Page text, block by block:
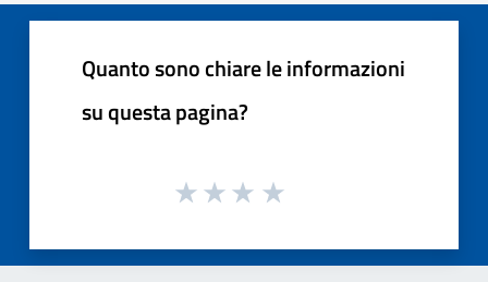
Quanto sono chiare le informazioni
su questa pagina?